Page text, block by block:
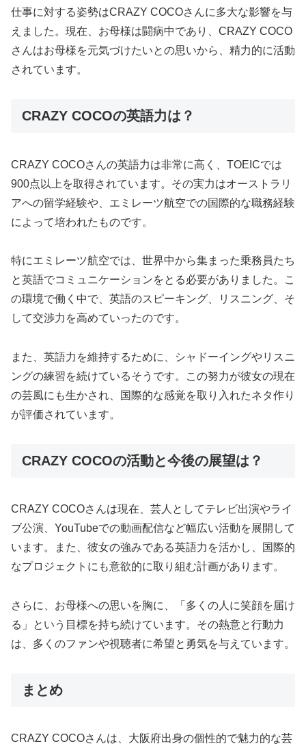
仕事に対する姿勢はCRAZY COCOさんに多大な影響を与
えました。現在、お母様は闘病中であり、CRAZY COCO
さんはお母様を元気づけたいとの思いから、精力的に活動
されています。
CRAZY COCOの英語力は？
CRAZY COCOさんの英語力は非常に高く、TOEICでは
900点以上を取得されています。その実力はオーストラリ
アへの留学経験や、エミレーツ航空での国際的な職務経験
によって培われたものです。
特にエミレーツ航空では、世界中から集まった乗務員たち
と英語でコミュニケーションをとる必要がありました。こ
の環境で働く中で、英語のスピーキング、リスニング、そ
して交渉力を高めていったのです。
また、英語力を維持するために、シャドーイングやリスニ
ングの練習を続けているそうです。この努力が彼女の現在
の芸風にも生かされ、国際的な感覚を取り入れたネタ作り
が評価されています。
CRAZY COCOの活動と今後の展望は？
CRAZY COCOさんは現在、芸人としてテレビ出演やライ
ブ公演、YouTubeでの動画配信など幅広い活動を展開して
います。また、彼女の強みである英語力を活かし、国際的
なプロジェクトにも意欲的に取り組む計画があります。
さらに、お母様への思いを胸に、「多くの人に笑顔を届け
る」という目標を持ち続けています。その熱意と行動力
は、多くのファンや視聴者に希望と勇気を与えています。
まとめ
CRAZY COCOさんは、大阪府出身の個性的で魅力的な芸